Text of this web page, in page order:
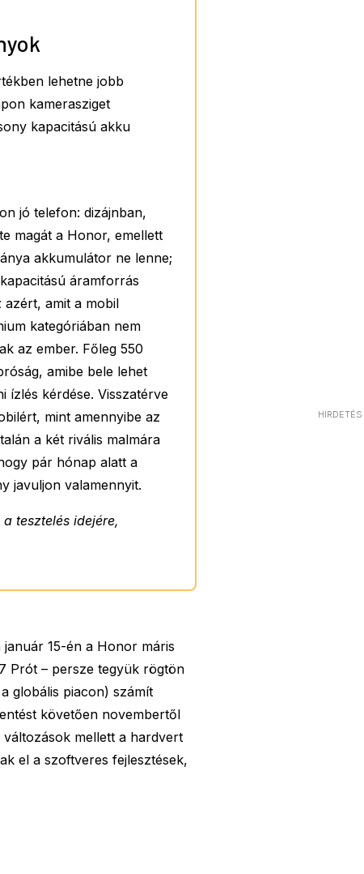
HIRDETÉS
lehetne jobb
kamerasziget
kapacitású akku
jó telefon: dizájnban,
magát a Honor, emellett
akkumulátor ne lenne;
áramforrás
azért, amit a mobil
kategóriában nem
az ember. Főleg 550
amibe bele lehet
ízlés kérdése. Visszatérve
mint amennyibe az
a két rivális malmára
pár hónap alatt a
javuljon valamennyit.
tesztelés idejére,
15-én a Honor máris
Prót – persze tegyük rögtön
globális piacon) számít
követően novembertől
mellett a hardvert
el a szoftveres fejlesztések,